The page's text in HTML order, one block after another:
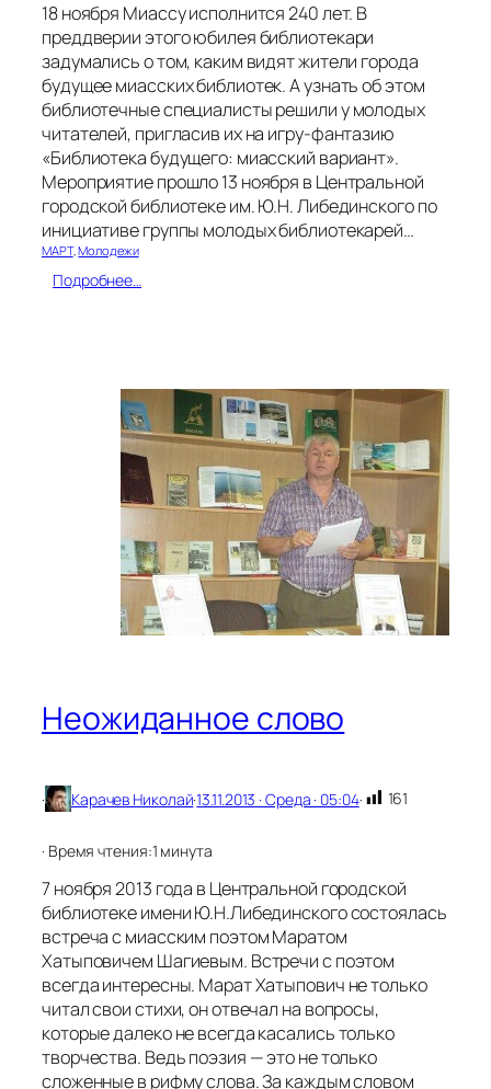
18 ноября Миассу исполнится 240 лет. В
преддверии этого юбилея библиотекари
задумались о том, каким видят жители города
будущее миасских библиотек. А узнать об этом
библиотечные специалисты решили у молодых
читателей, пригласив их на игру-фантазию
«Библиотека будущего: миасский вариант».
Мероприятие прошло 13 ноября в Центральной
городской библиотеке им. Ю.Н. Либединского по
инициативе группы молодых библиотекарей…
МАРТ, Молодежи
Подробнее…
о
т
е
к
б
д
у
щ
е
г
-
м
с
и
Неожиданное слово
· Карачев Николай·13.11.2013 · Среда · 05:04· 161
· Время чтения:1 минута
7 ноября 2013 года в Центральной городской
библиотеке имени Ю.Н.Либединского состоялась
встреча с миасским поэтом Маратом
Хатыповичем Шагиевым. Встречи с поэтом
всегда интересны. Марат Хатыпович не только
читал свои стихи, он отвечал на вопросы,
которые далеко не всегда касались только
творчества. Ведь поэзия — это не только
сложенные в рифму слова. За каждым словом